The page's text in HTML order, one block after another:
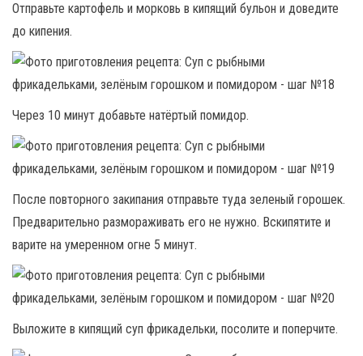
Отправьте картофель и морковь в кипящий бульон и доведите
до кипения.
Через 10 минут добавьте натёртый помидор.
После повторного закипания отправьте туда зеленый горошек.
Предварительно размораживать его не нужно. Вскипятите и
варите на умеренном огне 5 минут.
Выложите в кипящий суп фрикадельки, посолите и поперчите.